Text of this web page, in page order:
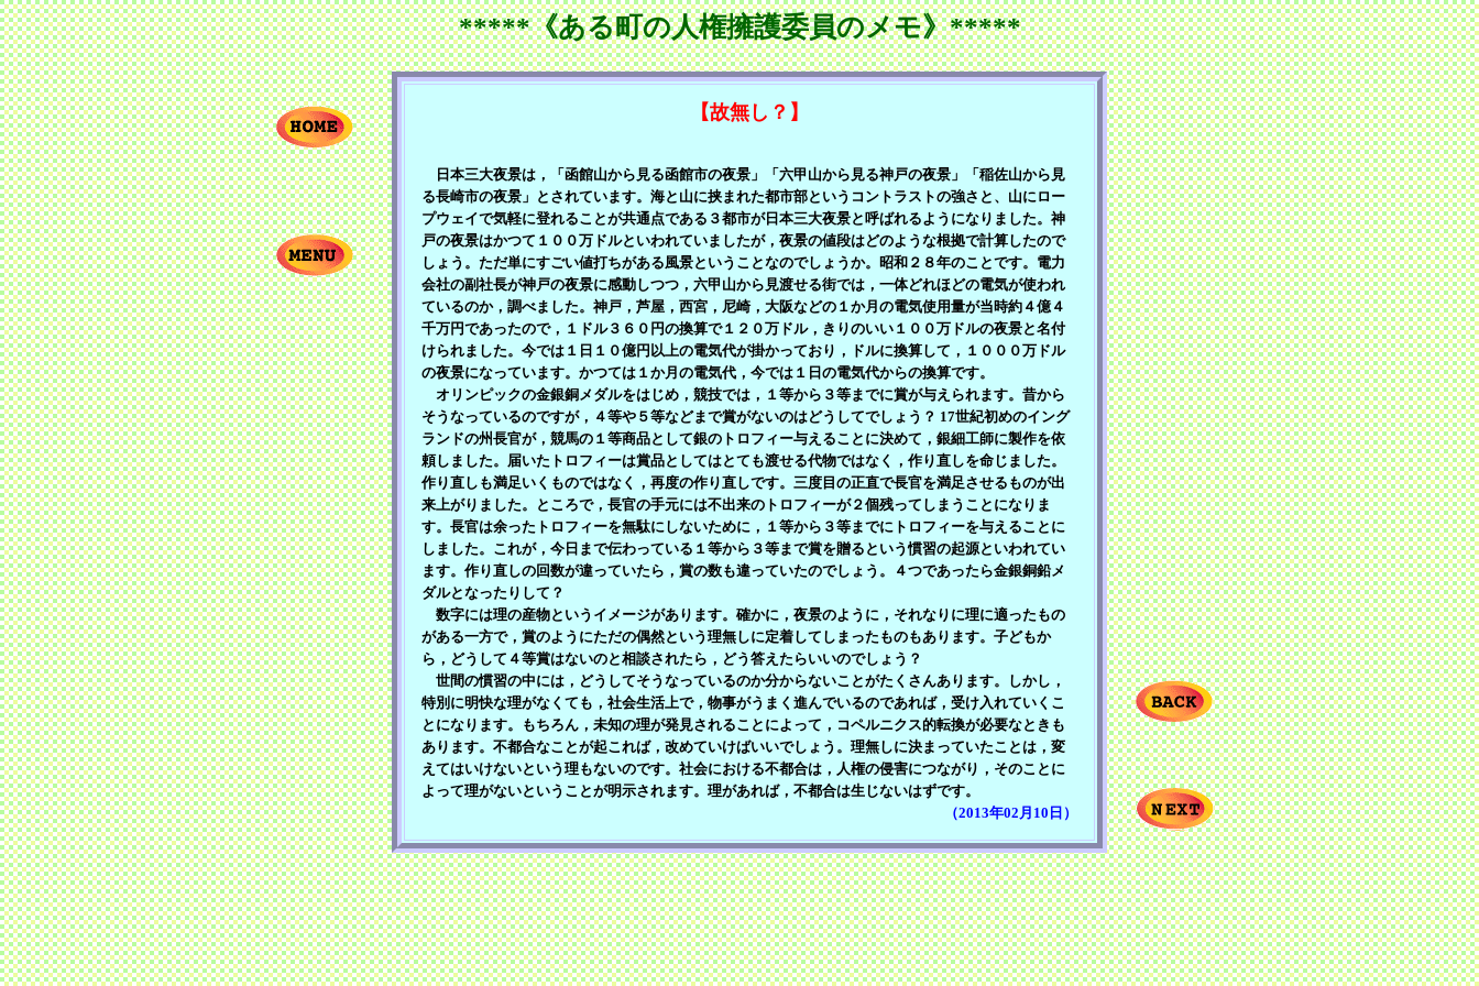
*****《ある町の人権擁護委員のメモ》*****
【故無し？】
日本三大夜景は，「函館山から見る函館市の夜景」「六甲山から見る神戸の夜景」「稲佐山から見
る長崎市の夜景」とされています。海と山に挟まれた都市部というコントラストの強さと、山にロー
プウェイで気軽に登れることが共通点である３都市が日本三大夜景と呼ばれるようになりました。神
戸の夜景はかつて１００万ドルといわれていましたが，夜景の値段はどのような根拠で計算したので
しょう。ただ単にすごい値打ちがある風景ということなのでしょうか。昭和２８年のことです。電力
会社の副社長が神戸の夜景に感動しつつ，六甲山から見渡せる街では，一体どれほどの電気が使われ
ているのか，調べました。神戸，芦屋，西宮，尼崎，大阪などの１か月の電気使用量が当時約４億４
千万円であったので，１ドル３６０円の換算で１２０万ドル，きりのいい１００万ドルの夜景と名付
けられました。今では１日１０億円以上の電気代が掛かっており，ドルに換算して，１０００万ドル
の夜景になっています。かつては１か月の電気代，今では１日の電気代からの換算です。
オリンピックの金銀銅メダルをはじめ，競技では，１等から３等までに賞が与えられます。昔から
そうなっているのですが，４等や５等などまで賞がないのはどうしてでしょう？ 17世紀初めのイング
ランドの州長官が，競馬の１等商品として銀のトロフィー与えることに決めて，銀細工師に製作を依
頼しました。届いたトロフィーは賞品としてはとても渡せる代物ではなく，作り直しを命じました。
作り直しも満足いくものではなく，再度の作り直しです。三度目の正直で長官を満足させるものが出
来上がりました。ところで，長官の手元には不出来のトロフィーが２個残ってしまうことになりま
す。長官は余ったトロフィーを無駄にしないために，１等から３等までにトロフィーを与えることに
しました。これが，今日まで伝わっている１等から３等まで賞を贈るという慣習の起源といわれてい
ます。作り直しの回数が違っていたら，賞の数も違っていたのでしょう。４つであったら金銀銅鉛メ
ダルとなったりして？
数字には理の産物というイメージがあります。確かに，夜景のように，それなりに理に適ったもの
がある一方で，賞のようにただの偶然という理無しに定着してしまったものもあります。子どもか
ら，どうして４等賞はないのと相談されたら，どう答えたらいいのでしょう？
世間の慣習の中には，どうしてそうなっているのか分からないことがたくさんあります。しかし，
特別に明快な理がなくても，社会生活上で，物事がうまく進んでいるのであれば，受け入れていくこ
とになります。もちろん，未知の理が発見されることによって，コペルニクス的転換が必要なときも
あります。不都合なことが起これば，改めていけばいいでしょう。理無しに決まっていたことは，変
えてはいけないという理もないのです。社会における不都合は，人権の侵害につながり，そのことに
よって理がないということが明示されます。理があれば，不都合は生じないはずです。
（2013年02月10日）